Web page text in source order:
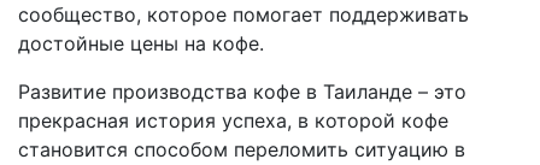
сообщество, которое помогает поддерживать
достойные цены на кофе.
Развитие производства кофе в Таиланде – это
прекрасная история успеха, в которой кофе
становится способом переломить ситуацию в